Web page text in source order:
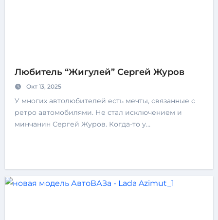
Любитель “Жигулей” Сергей Журов
Окт 13, 2025
У многих автолюбителей есть мечты, связанные с
ретро автомобилями. Не стал исключением и
минчанин Сергей Журов. Когда-то у…